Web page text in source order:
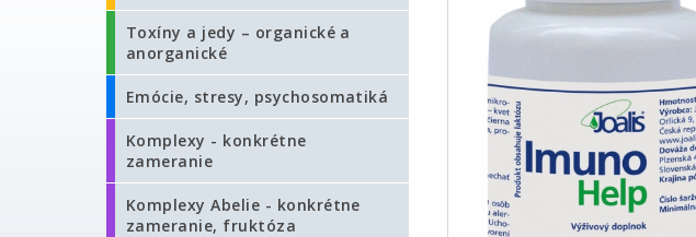
Toxíny a jedy – organické a
anorganické
Emócie, stresy, psychosomatiká
Komplexy - konkrétne
zameranie
Komplexy Abelie - konkrétne
zameranie, fruktóza